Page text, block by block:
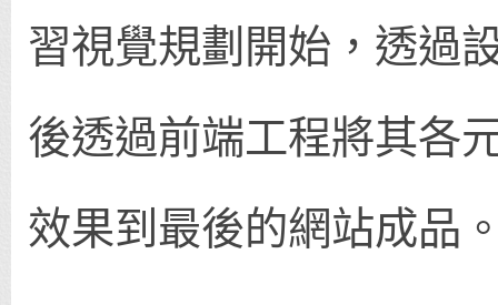
習視覺規劃開始，透過
後透過前端工程將其各
效果到最後的網站成品